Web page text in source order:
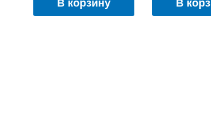
В корзину В